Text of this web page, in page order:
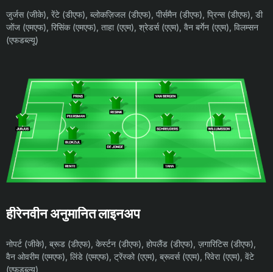
जुर्जस (जीके), रेंटे (डीएफ), ब्लोकज़िजल (डीएफ), पीर्समैन (डीएफ), प्रिन्स (डीएफ), डी
जोंज (एमएफ), रिसिंक (एमएफ), ताहा (एएम), श्रेडर्स (एएम), वैन बर्गेन (एएम), विलम्सन
(एफडब्ल्यू)
हीरेनवीन अनुमानित लाइनअप
नोपर्ट (जीके), ब्रूड (डीएफ), केर्स्टन (डीएफ), होपलैंड (डीएफ), ज़गारिटिस (डीएफ),
वैन ओवरीम (एमएफ), लिंडे (एमएफ), ट्रेंस्को (एएम), ब्रूवर्स (एएम), रिवेरा (एएम), वेंटे
(एफडब्ल्यू)